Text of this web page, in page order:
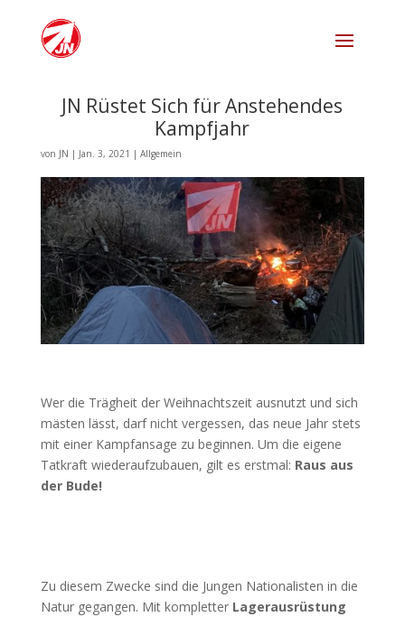
JN Rüstet Sich für Anstehendes
Kampfjahr
von JN | Jan. 3, 2021 | Allgemein
Wer die Trägheit der Weihnachtszeit ausnutzt und sich
mästen lässt, darf nicht vergessen, das neue Jahr stets
mit einer Kampfansage zu beginnen. Um die eigene
Tatkraft wiederaufzubauen, gilt es erstmal: Raus aus
der Bude!
Zu diesem Zwecke sind die Jungen Nationalisten in die
Natur gegangen. Mit kompletter Lagerausrüstung